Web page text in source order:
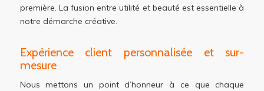
première. La fusion entre utilité et beauté est essentielle à
notre démarche créative.
Expérience client personnalisée et sur-
mesure
Nous mettons un point d’honneur à ce que chaque